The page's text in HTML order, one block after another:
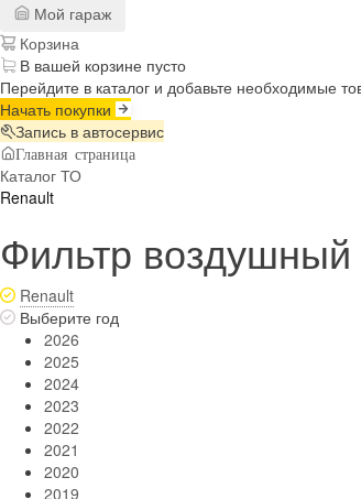
Мой гараж
Корзина
В вашей корзине пусто
Перейдите в каталог и добавьте необходимые
Начать покупки
Запись в автосервис
Главная страница
Каталог ТО
Renault
Фильтр
Renault
Выберите год
2026
2025
2024
2023
2022
2021
2020
2019